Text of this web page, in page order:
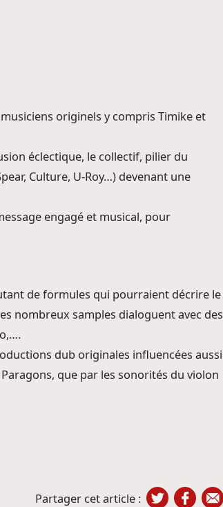
originels y compris Timike et
éclectique, le collectif, pilier du
Culture, U-Roy…) devenant une
engagé et musical, pour
de formules qui pourraient décrire le
nombreux samples dialoguent avec des
dub originales influencées aussi
que par les sonorités du violon
Partager cet article :